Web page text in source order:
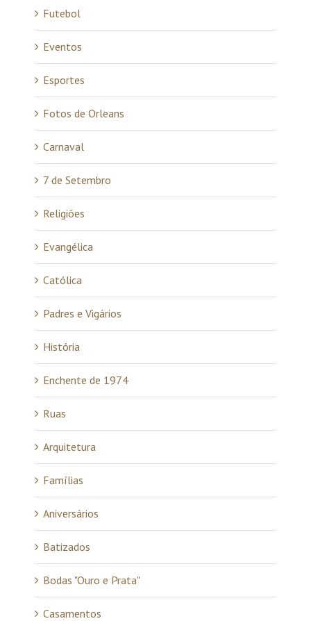
Futebol
Eventos
Esportes
Fotos de Orleans
Carnaval
7 de Setembro
Religiões
Evangélica
Católica
Padres e Vigários
História
Enchente de 1974
Ruas
Arquitetura
Famílias
Aniversários
Batizados
Bodas "Ouro e Prata"
Casamentos